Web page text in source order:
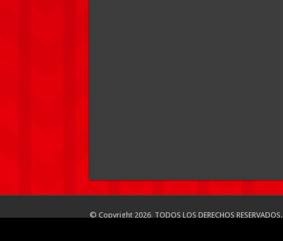
© Copyright 2026, TODOS LOS DERECHOS RESERVADOS.